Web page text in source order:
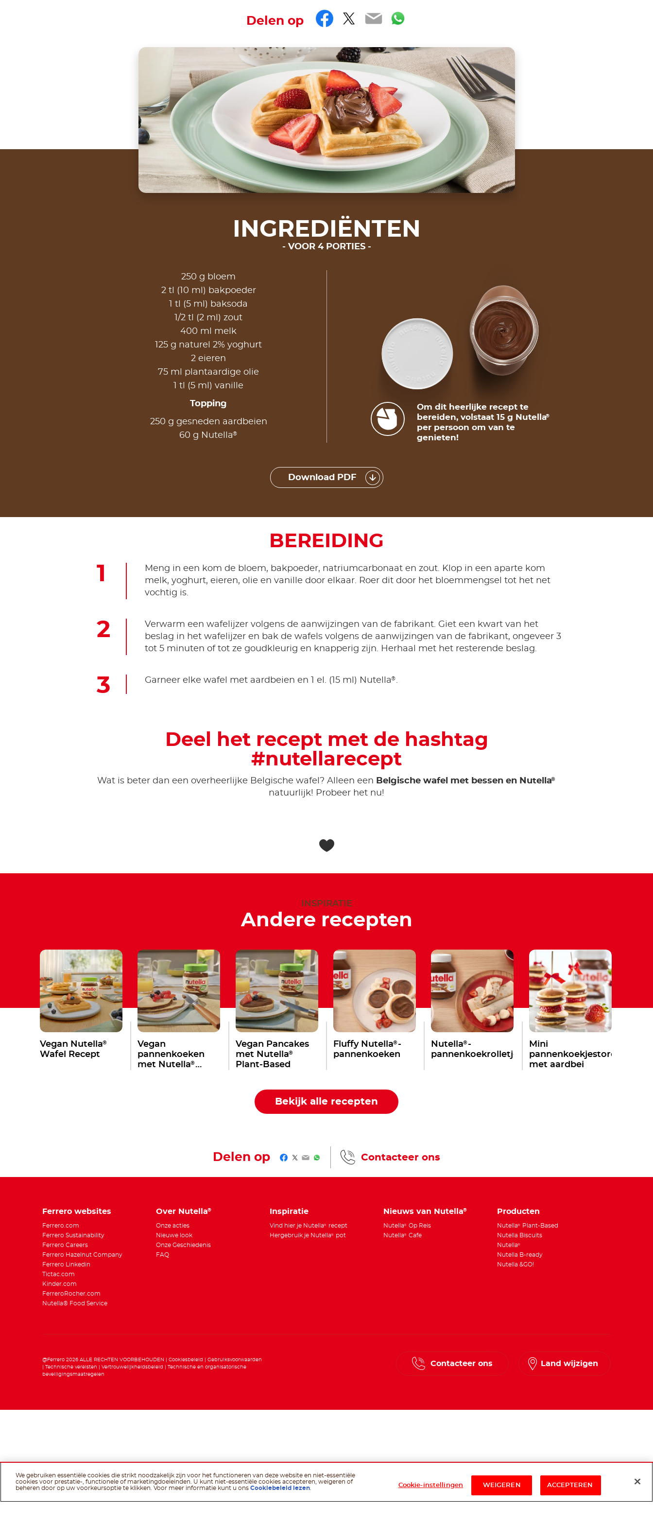
Delen op Facebook
Twitter
EmailWhatsApp
INGREDIËNTEN
VOOR 4 PORTIES
250 g bloem
2 tl (10 ml) bakpoeder
1 tl (5 ml) baksoda
1/2 tl (2 ml) zout
400 ml melk
125 g naturel 2% yoghurt
2 eieren
75 ml plantaardige olie
1 tl (5 ml) vanille
Topping
250 g gesneden aardbeien
60 g Nutella®
Om dit heerlijke recept te
bereiden, volstaat 15 g Nutella®
per persoon om van te
genieten!
Download PDF
BEREIDING
Meng in een kom de bloem, bakpoeder, natriumcarbonaat en zout. Klop in een aparte kom
melk, yoghurt, eieren, olie en vanille door elkaar. Roer dit door het bloemmengsel tot het net
vochtig is.
Verwarm een wafelijzer volgens de aanwijzingen van de fabrikant. Giet een kwart van het
beslag in het wafelijzer en bak de wafels volgens de aanwijzingen van de fabrikant, ongeveer 3
tot 5 minuten of tot ze goudkleurig en knapperig zijn. Herhaal met het resterende beslag.
Garneer elke wafel met aardbeien en 1 el. (15 ml) Nutella®.
Deel het recept met de hashtag
#nutellarecept
Wat is beter dan een overheerlijke Belgische wafel? Alleen een Belgische wafel met bessen en Nutella®
natuurlijk! Probeer het nu!
INSPIRATIE
Andere recepten
Vegan Nutella®
Wafel Recept
Vegan
pannenkoeken
met Nutella®
Vegan Pancakes
met Nutella®
Plant-Based
Fluffy Nutella®-
pannenkoeken
Nutella®-
pannenkoekrolletjes
Mini
pannenkoekjestoren
met aardbei
Bekijk alle recepten
Delen op Facebook
Twitter
EmailWhatsApp Contacteer ons
Ferrero websites
Ferrero.com
Ferrero Sustainability
Ferrero Careers
Ferrero Hazelnut Company
Ferrero Linkedin
Tictac.com
Kinder.com
FerreroRocher.com
Nutella® Food Service
Over Nutella®
Onze acties
Nieuwe look
Onze Geschiedenis
FAQ
Inspiratie
Vind hier je Nutella®
recept
Hergebruik je Nutella® pot
Nieuws van Nutella®
Nutella® Op Reis
Nutella® Cafe
Producten
Nutella®
Plant-Based
Nutella Biscuits
Nutella®
Nutella B-ready
Nutella &GO!
Contacteer ons Land wijzigen
@Ferrero 2026 ALLE RECHTEN VOORBEHOUDEN Cookiesbeleid
Gebruiksvoorwaarden
Technische vereisten
Vertrouwelijkheidsbeleid
Technische en organisatorische
beveiligingsmaatregelen
We gebruiken essentiële cookies die strikt noodzakelijk zijn voor het functioneren van deze website en niet-essentiële
cookies voor prestatie-, functionele of marketingdoeleinden. U kunt niet-essentiële cookies accepteren, weigeren of
beheren door op uw voorkeursoptie te klikken. Voor meer informatie kunt u ons Cookiebeleid lezen Cookie-instellingen WEIGEREN ACCEPTEREN